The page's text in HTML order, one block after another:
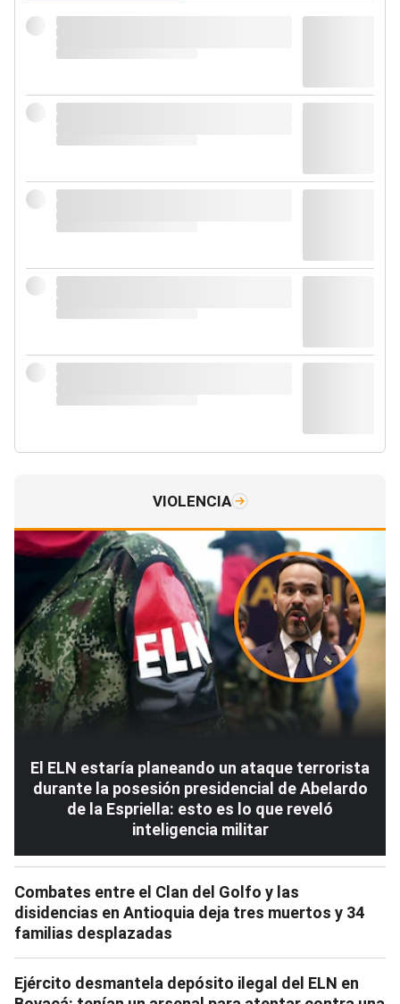
VIOLENCIA
El ELN estaría planeando un ataque terrorista
durante la posesión presidencial de Abelardo
de la Espriella: esto es lo que reveló
inteligencia militar
Combates entre el Clan del Golfo y las
disidencias en Antioquia deja tres muertos y 34
familias desplazadas
Ejército desmantela depósito ilegal del ELN en